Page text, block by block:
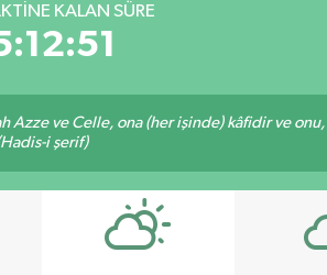
KALAN SÜRE
ve Celle, ona (her işinde) kâfidir ve onu,
i şerif)